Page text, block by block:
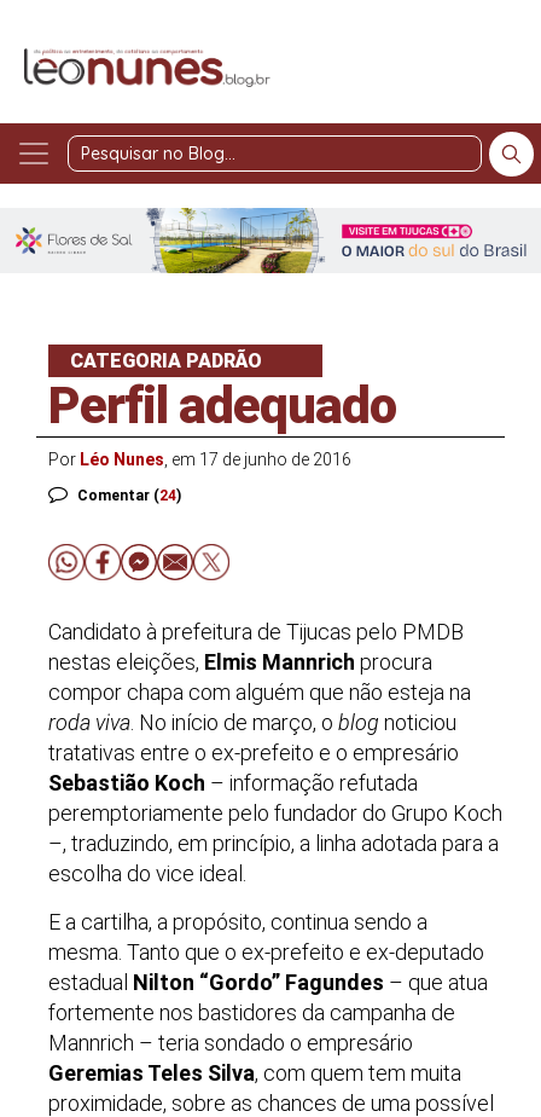
Pesquisar
Blog
CATEGORIA PADRÃO
Perfil adequado
Por Léo Nunes , em 17 de junho de 2016
Comentar (24)
Candidato à prefeitura de Tijucas pelo PMDB
nestas eleições, Elmis Mannrich procura
compor chapa com alguém que não esteja na
roda viva . No início de março, o blog noticiou
tratativas entre o ex-prefeito e o empresário
Sebastião Koch – informação refutada
peremptoriamente pelo fundador do Grupo Koch
–, traduzindo, em princípio, a linha adotada para a
escolha do vice ideal.
E a cartilha, a propósito, continua sendo a
mesma. Tanto que o ex-prefeito e ex-deputado
estadual Nilton “Gordo” Fagundes – que atua
fortemente nos bastidores da campanha de
Mannrich – teria sondado o empresário
Geremias Teles Silva, com quem tem muita
proximidade, sobre as chances de uma possível